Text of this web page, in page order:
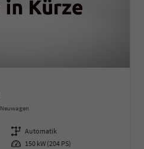
Neuwagen
Getriebe Automatik
Leistung 150 kW (204 PS)